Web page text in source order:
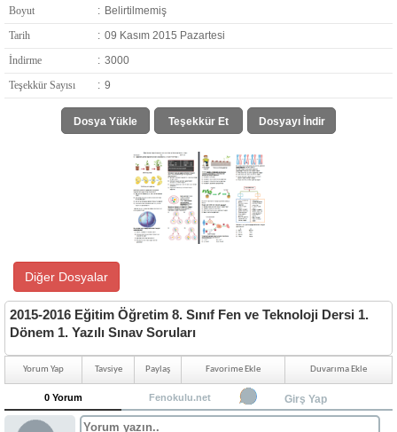
Boyut
: Belirtilmemiş
Tarih
: 09 Kasım 2015 Pazartesi
İndirme
: 3000
Teşekkür Sayısı
: 9
Dosya Yükle Teşekkür Et Dosyayı İndir
Diğer Dosyalar
2015-2016 Eğitim Öğretim 8. Sınıf Fen ve Teknoloji Dersi 1.
Dönem 1. Yazılı Sınav Soruları
Yorum Yap Tavsiye Paylaş Favorime Ekle Duvarıma Ekle
0 Yorum Fenokulu.net Girş Yap